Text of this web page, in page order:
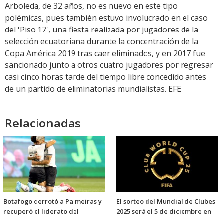
Arboleda, de 32 años, no es nuevo en este tipo
polémicas, pues también estuvo involucrado en el caso
del 'Piso 17', una fiesta realizada por jugadores de la
selección ecuatoriana durante la concentración de la
Copa América 2019 tras caer eliminados, y en 2017 fue
sancionado junto a otros cuatro jugadores por regresar
casi cinco horas tarde del tiempo libre concedido antes
de un partido de eliminatorias mundialistas. EFE
Relacionadas
Botafogo derrotó a Palmeiras y
recuperó el liderato del
El sorteo del Mundial de Clubes
2025 será el 5 de diciembre en